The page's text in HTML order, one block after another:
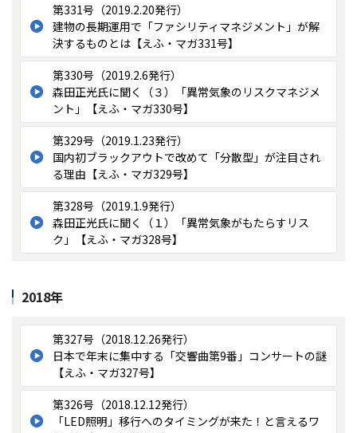
第331号（2019.2.20発行）
建物の長期運用で「ファシリティマネジメント」が解
決するものとは【えふ・マガ331号】
第330号（2019.2.6発行）
森田正光氏に聞く（３）「異常気象のリスクマネジメ
ント」【えふ・マガ330号】
第329号（2019.1.23発行）
国内初ブラックアウトで改めて「分散型」が注目され
る理由【えふ・マガ329号】
第328号（2019.1.9発行）
森田正光氏に聞く（１）「異常気象がもたらすリス
ク」【えふ・マガ328号】
2018年
第327号（2018.12.26発行）
日本で年末に集中する「交響曲第9番」コンサートの謎
【えふ・マガ327号】
第326号（2018.12.12発行）
「LED照明」移行へのタイミングが来た！と言えるワ